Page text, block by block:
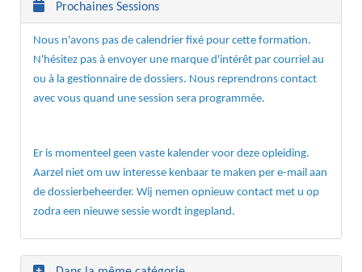
Prochaines Sessions
Nous n'avons pas de calendrier fixé pour cette formation.
N'hésitez pas à envoyer une marque d'intérêt par courriel au
ou à la gestionnaire de dossiers. Nous reprendrons contact
avec vous quand une session sera programmée.
Er is momenteel geen vaste kalender voor deze opleiding.
Aarzel niet om uw interesse kenbaar te maken per e-mail aan
de dossierbeheerder. Wij nemen opnieuw contact met u op
zodra een nieuwe sessie wordt ingepland.